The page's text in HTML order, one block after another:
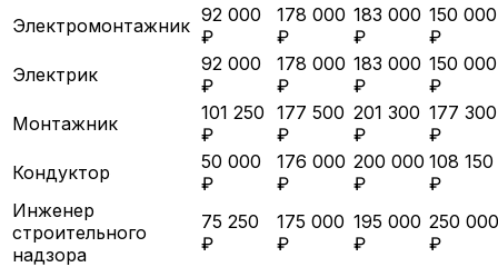
Электромонтажник 92 000
₽
178 000
₽
183 000
₽
150 000
₽
Электрик
92 000
₽
178 000
₽
183 000
₽
150 000
₽
Монтажник
101 250
₽
177 500
₽
201 300
₽
177 300
₽
Кондуктор
50 000
₽
176 000
₽
200 000
₽
108 150
₽
Инженер
строительного
надзора
75 250
₽
175 000
₽
195 000
₽
250 000
₽